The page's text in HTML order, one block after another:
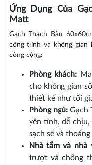
Ứng Dụng Của
Matt
Gạch Thạch Bàn
công trình và không
công cộng:
Phòng khách:
cho không gian
thiết kế như tối
Phòng ngủ:Gạch
yên tĩnh, dễ
sạch sẽ và thoáng
Nhà tắm và nhà
trượt và chống